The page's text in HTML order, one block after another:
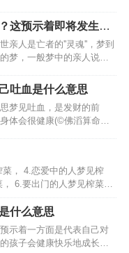
好坏含义，周公解梦大
到杀人和被杀梦到杀害某
这预示着即将发生的
亲人是亡者的''灵魂''，梦到
梦，一般梦中的亲人说话
网友梦见过世亲人跟以前
表示你打算忘记一些不快
吐血是什么意思
梦见吐血，是发财的前
体会很健康(©佛滔算命
领导能力不错!梦见自己大
生活上的压力比较大，建
， 4.恋爱中的人梦见榨
6.要出门的人梦见榨菜，
种各样的蔬菜，也可能预
什么意思
示着一方面是代表自己对
孩子会健康快乐地成长。